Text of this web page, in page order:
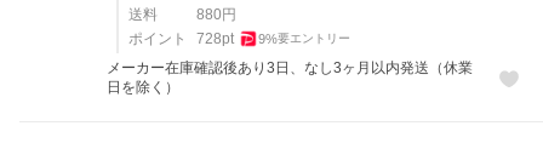
送料
880 円
ポイント
728pt 9%要エントリー
メーカー在庫確認後あり3日、なし3ヶ月以内発送（休業
日を除く）